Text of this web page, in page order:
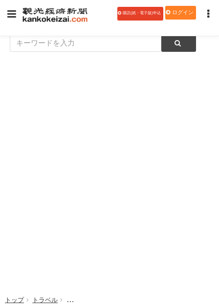
購読(紙・電子版)申込 ログイン
トップ トラベル 東武トップツアーズ、「北海道・札幌マラソンフェ